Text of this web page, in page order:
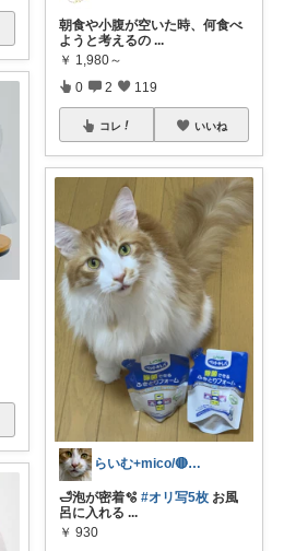
朝食や小腹が空いた時、何食べ
ようと考えるの ...
￥ 1,980～
0 2 119
コレ いいね
らいむ+mico/🔴元気玉送るよ😸
🛁泡が密着🫧 #オリ写5枚 お風
呂に入れる ...
￥ 930